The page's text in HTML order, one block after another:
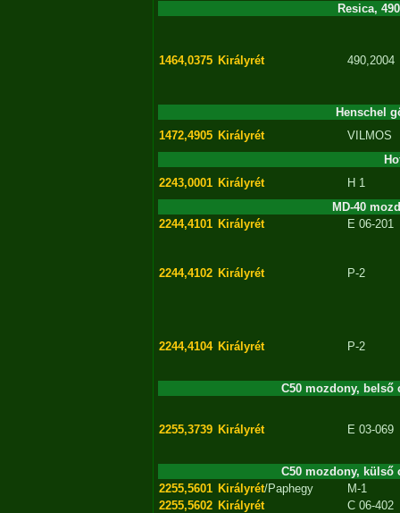
Resica,
1464,0375 Királyrét 490,2004
Henschel
1472,4905 Királyrét
VILMOS
2243,0001 Királyrét
H 1
MD-40
2244,4101 Királyrét E 06-201
2244,4102 Királyrét P-2
2244,4104 Királyrét P-2
C50 mozdony, belső
2255,3739 Királyrét E 03-069
C50 mozdony, külső
2255,5601 Királyrét/Paphegy
M-1
2255,5602 Királyrét
C 06-402